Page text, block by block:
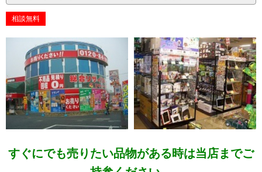
相談無料
すぐにでも売りたい品物がある時は当店までご